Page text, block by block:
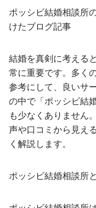
ポッシビ結婚相談所
けたブログ記事
結婚を真剣に考える
常に重要です。多く
参考にして、良いサ
の中で「ポッシビ結
も少なくありません
声や口コミから見え
く解説します。
ポッシビ結婚相談所